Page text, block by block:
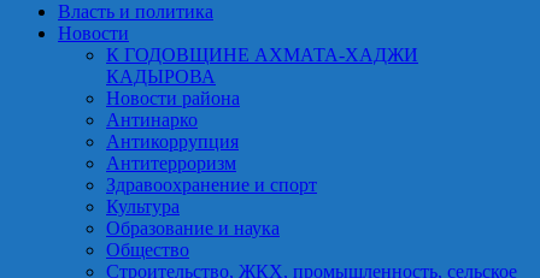
Власть и политика
Новости
К ГОДОВЩИНЕ АХМАТА-ХАДЖИ
КАДЫРОВА
Новости района
Антинарко
Антикоррупция
Антитерроризм
Здравоохранение и спорт
Культура
Образование и наука
Общество
Строительство, ЖКХ, промышленность, сельское